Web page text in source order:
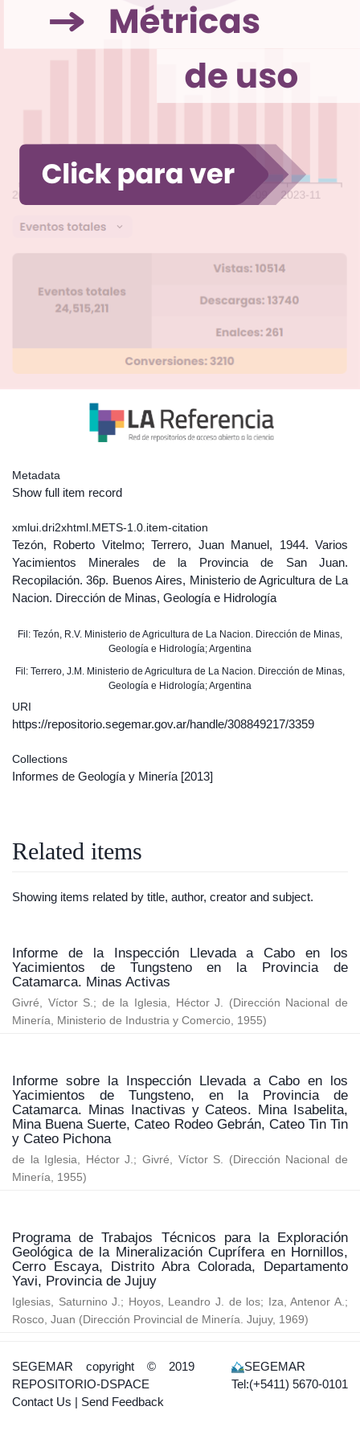
Metadata
Show full item record
xmlui.dri2xhtml.METS-1.0.item-citation
Tezón, Roberto Vitelmo; Terrero, Juan Manuel, 1944. Varios
Yacimientos Minerales de la Provincia de San Juan.
Recopilación. 36p. Buenos Aires, Ministerio de Agricultura de La
Nacion. Dirección de Minas, Geología e Hidrología
Fil: Tezón, R.V. Ministerio de Agricultura de La Nacion. Dirección de Minas,
Geología e Hidrología; Argentina
Fil: Terrero, J.M. Ministerio de Agricultura de La Nacion. Dirección de Minas,
Geología e Hidrología; Argentina
URI
https://repositorio.segemar.gov.ar/handle/308849217/3359
Collections
Informes de Geología y Minería [2013]
Related items
Showing items related by title, author, creator and subject.
Informe de la Inspección Llevada a Cabo en los
Yacimientos de Tungsteno en la Provincia de
Catamarca. Minas Activas
Givré, Víctor S.; de la Iglesia, Héctor J. (Dirección Nacional de
Minería, Ministerio de Industria y Comercio, 1955)
Informe sobre la Inspección Llevada a Cabo en los
Yacimientos de Tungsteno, en la Provincia de
Catamarca. Minas Inactivas y Cateos. Mina Isabelita,
Mina Buena Suerte, Cateo Rodeo Gebrán, Cateo Tin Tin
y Cateo Pichona
de la Iglesia, Héctor J.;Givré, Víctor S. (Dirección Nacional de
Minería, 1955)
Programa de Trabajos Técnicos para la Exploración
Geológica de la Mineralización Cuprífera en Hornillos,
Cerro Escaya, Distrito Abra Colorada, Departamento
Yavi, Provincia de Jujuy
Iglesias, Saturnino J.; Hoyos, Leandro J. de los; Iza, Antenor A.;
Rosco, Juan (Dirección Provincial de Minería. Jujuy, 1969)
SEGEMAR copyright © 2019
REPOSITORIO-DSPACE
Contact Us | Send Feedback
SEGEMAR
Tel:(+5411) 5670-0101